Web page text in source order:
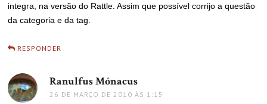
integra, na versão do Rattle. Assim que possível corrijo a questão
da categoria e da tag.
RESPONDER
Ranulfus Mónacus
26 DE MARÇO DE 2010 ÀS 1:15